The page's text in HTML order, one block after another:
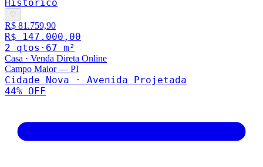
Histórico
♡
R$ 81.759,90
R$ 147.000,00
2 qtos · 67 m²
Casa · Venda Direta Online
Campo Maior— PI
Cidade Nova · Avenida Projetada
44% OFF